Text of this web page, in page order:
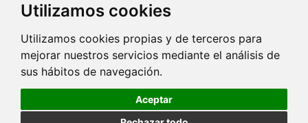
Utilizamos cookies
Utilizamos cookies propias y de terceros para
mejorar nuestros servicios mediante el análisis de
sus hábitos de navegación.
Aceptar
Síguenos en...
Contacto
Av. Monforte de Lemos, 3-5. Pabellón 11. Planta 0 28029 Madrid
info@ciberisciii.es